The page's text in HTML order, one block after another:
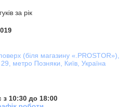
за рік
(біля магазину «.PROSTOR»),
метро Позняки, Київ, Україна
з 10:30 до 18:00